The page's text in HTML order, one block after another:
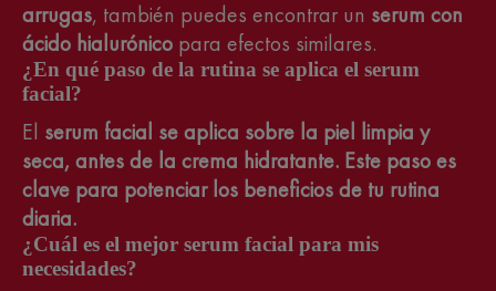
arrugas, también puedes encontrar un serum con
ácido hialurónico para efectos similares.
¿En qué paso de la rutina se aplica el serum
facial?
El serum facial se aplica sobre la piel limpia y
seca, antes de la crema hidratante. Este paso es
clave para potenciar los beneficios de tu rutina
diaria.
¿Cuál es el mejor serum facial para mis
necesidades?